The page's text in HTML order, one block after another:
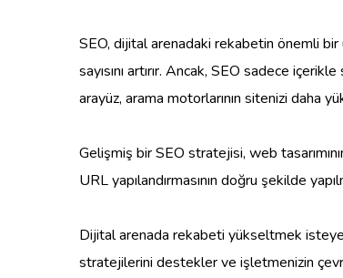
SEO, dijital arenadaki rekabetin önemli
sayısını artırır. Ancak, SEO sadece
arayüz, arama motorlarının sitenizi daha
Gelişmiş bir SEO stratejisi, web
URL yapılandırmasının doğru şekilde
Dijital arenada rekabeti yükseltmek
stratejilerini destekler ve işletmenizin